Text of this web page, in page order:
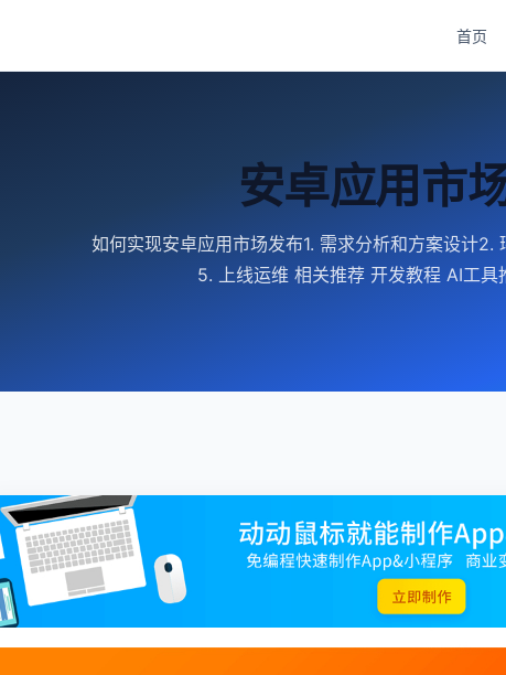
首页
安卓应用市
如何实现安卓应用市场发布1. 需求分析和方案设计2.
5. 上线运维 相关推荐 开发教程 AI工具